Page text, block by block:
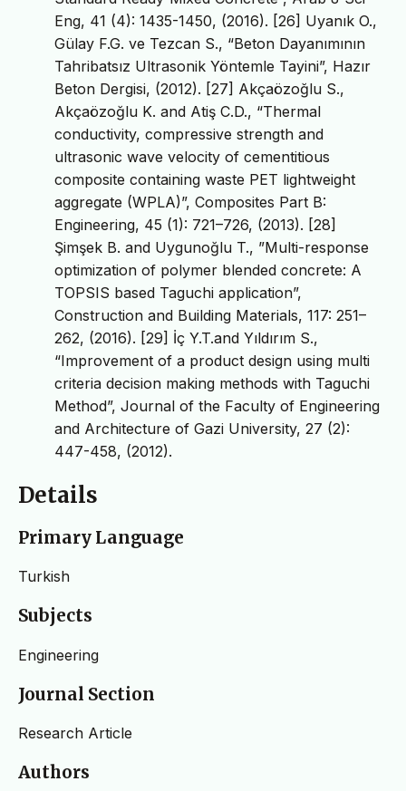
Eng, 41 (4): 1435-1450, (2016). [26] Uyanık O.,
Gülay F.G. ve Tezcan S., “Beton Dayanımının
Tahribatsız Ultrasonik Yöntemle Tayini”, Hazır
Beton Dergisi, (2012). [27] Akçaözoğlu S.,
Akçaözoğlu K. and Atiş C.D., “Thermal
conductivity, compressive strength and
ultrasonic wave velocity of cementitious
composite containing waste PET lightweight
aggregate (WPLA)”, Composites Part B:
Engineering, 45 (1): 721–726, (2013). [28]
Şimşek B. and Uygunoğlu T., ”Multi-response
optimization of polymer blended concrete: A
TOPSIS based Taguchi application”,
Construction and Building Materials, 117: 251–
262, (2016). [29] İç Y.T.and Yıldırım S.,
“Improvement of a product design using multi
criteria decision making methods with Taguchi
Method”, Journal of the Faculty of Engineering
and Architecture of Gazi University, 27 (2):
447-458, (2012).
Details
Primary Language
Turkish
Subjects
Engineering
Journal Section
Research Article
Authors